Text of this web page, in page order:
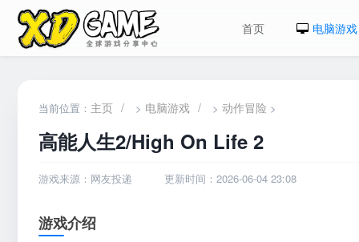
首页 电脑游戏
当前位置： 主页 / > 电脑游戏 / > 动作冒险 >
高能人生2/High On Life 2
游戏来源：网友投递 更新时间：2026-06-04 23:08
游戏介绍